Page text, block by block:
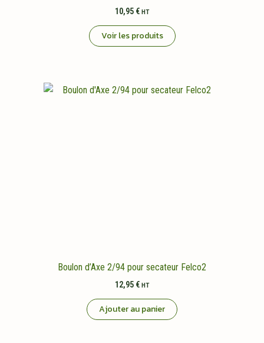
10,95 € HT
Voir les produits
Boulon d’Axe 2/94 pour secateur Felco2
12,95 € HT
Ajouter au panier